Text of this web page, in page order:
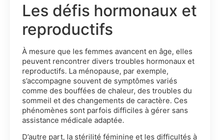
Les défis hormonaux et
reproductifs
À mesure que les femmes avancent en âge, elles
peuvent rencontrer divers troubles hormonaux et
reproductifs. La ménopause, par exemple,
s’accompagne souvent de symptômes variés
comme des bouffées de chaleur, des troubles du
sommeil et des changements de caractère. Ces
phénomènes sont parfois difficiles à gérer sans
assistance médicale adaptée.
D’autre part, la stérilité féminine et les difficultés à